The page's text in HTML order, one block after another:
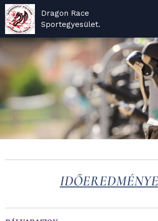
Dragon Race
Sportegyesület.